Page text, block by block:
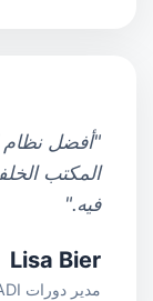
"أفضل نظام
المكتب
فيه."
Lisa Bier
مدير دورات PADI